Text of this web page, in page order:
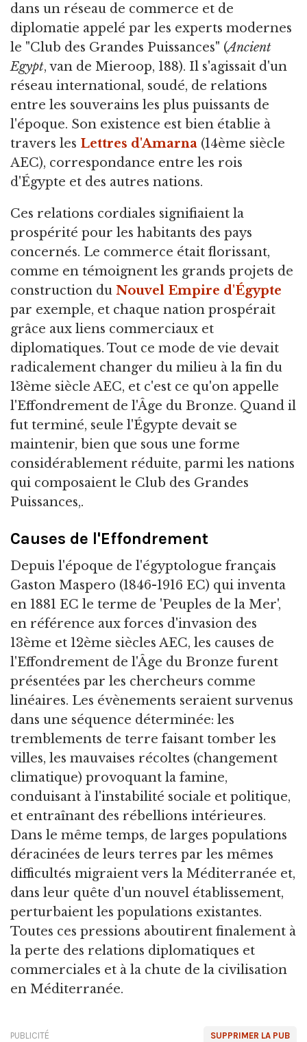
dans un réseau de commerce et de
diplomatie appelé par les experts modernes
le "Club des Grandes Puissances" (Ancient
Egypt, van de Mieroop, 188). Il s'agissait d'un
réseau international, soudé, de relations
entre les souverains les plus puissants de
l'époque. Son existence est bien établie à
travers les Lettres d'Amarna (14ème siècle
AEC), correspondance entre les rois
d'Égypte et des autres nations.
Ces relations cordiales signifiaient la
prospérité pour les habitants des pays
concernés. Le commerce était florissant,
comme en témoignent les grands projets de
construction du Nouvel Empire d'Égypte
par exemple, et chaque nation prospérait
grâce aux liens commerciaux et
diplomatiques. Tout ce mode de vie devait
radicalement changer du milieu à la fin du
13ème siècle AEC, et c'est ce qu'on appelle
l'Effondrement de l'Âge du Bronze. Quand il
fut terminé, seule l'Égypte devait se
maintenir, bien que sous une forme
considérablement réduite, parmi les nations
qui composaient le Club des Grandes
Puissances,.
Causes de l'Effondrement
Depuis l'époque de l'égyptologue français
Gaston Maspero (1846-1916 EC) qui inventa
en 1881 EC le terme de 'Peuples de la Mer',
en référence aux forces d'invasion des
13ème et 12ème siècles AEC, les causes de
l'Effondrement de l'Âge du Bronze furent
présentées par les chercheurs comme
linéaires. Les évènements seraient survenus
dans une séquence déterminée: les
tremblements de terre faisant tomber les
villes, les mauvaises récoltes (changement
climatique) provoquant la famine,
conduisant à l'instabilité sociale et politique,
et entraînant des rébellions intérieures.
Dans le même temps, de larges populations
déracinées de leurs terres par les mêmes
difficultés migraient vers la Méditerranée et,
dans leur quête d'un nouvel établissement,
perturbaient les populations existantes.
Toutes ces pressions aboutirent finalement à
la perte des relations diplomatiques et
commerciales et à la chute de la civilisation
en Méditerranée.
SUPPRIMER LA PUB
PUBLICITÉ